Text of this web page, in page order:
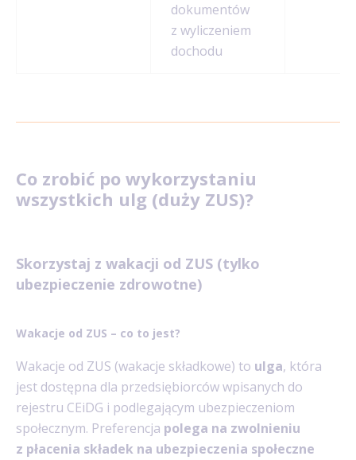
dokumentów
z wyliczeniem
dochodu
Co zrobić po wykorzystaniu
wszystkich ulg (duży ZUS)?
Skorzystaj z wakacji od ZUS (tylko
ubezpieczenie zdrowotne)
Wakacje od ZUS – co to jest?
Wakacje od ZUS (wakacje składkowe) to ulga, która
jest dostępna dla przedsiębiorców wpisanych do
rejestru CEiDG i podlegającym ubezpieczeniom
społecznym. Preferencja polega na zwolnieniu
z płacenia składek na ubezpieczenia społeczne